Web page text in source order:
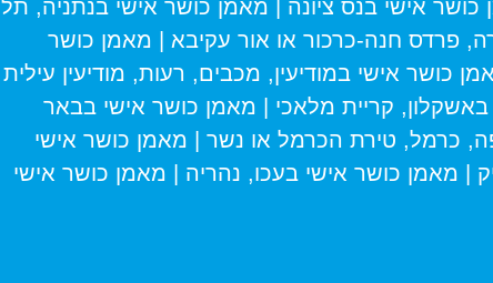
כושר אישי בנס ציונה
מאמן כושר אישי בנתניה, תל
פרדס חנה-כרכור או אור עקיבא
מאמן כושר
כושר אישי במודיעין, מכבים, רעות, מודיעין עילית
קריית מלאכי
מאמן כושר אישי בבאר
כרמל, טירת הכרמל או נשר
מאמן כושר אישי
מאמן כושר אישי בעכו, נהריה
מאמן כושר אישי